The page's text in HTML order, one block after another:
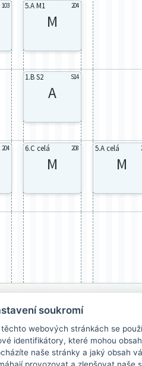
103 5.A M1 204
M
1.B S2 S14
A
204 6.C celá 208
M
5.A celá
M
soukromí
těchto webových stránkách se
identifikátory, které mohou
naše stránky a jaký obsah